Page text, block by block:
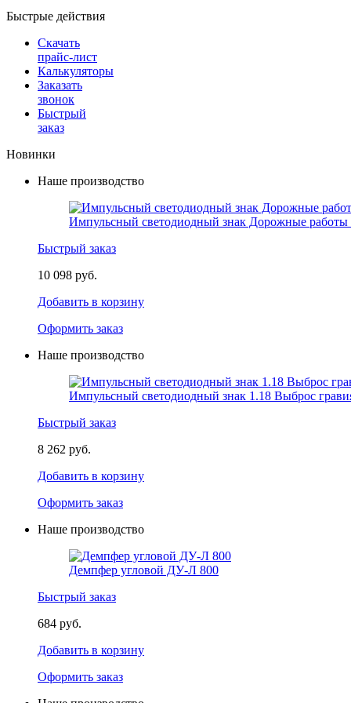
Быстрые действия
Скачать
прайс-лист
Калькуляторы
Заказать
звонок
Быстрый
заказ
Новинки
Наше производство
Импульсный светодиодный знак Дорожные работы
Быстрый заказ
10 098 руб.
Добавить в корзину
Оформить заказ
Наше производство
Импульсный светодиодный знак 1.18 Выброс
Быстрый заказ
8 262 руб.
Добавить в корзину
Оформить заказ
Наше производство
Демпфер угловой ДУ-Л 800
Быстрый заказ
684 руб.
Добавить в корзину
Оформить заказ